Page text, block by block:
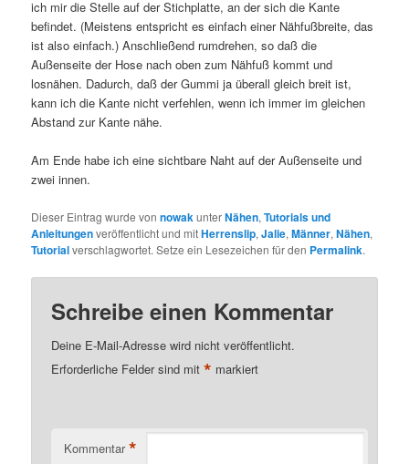
ich mir die Stelle auf der Stichplatte, an der sich die Kante
befindet. (Meistens entspricht es einfach einer Nähfußbreite, das
ist also einfach.) Anschließend rumdrehen, so daß die
Außenseite der Hose nach oben zum Nähfuß kommt und
losnähen. Dadurch, daß der Gummi ja überall gleich breit ist,
kann ich die Kante nicht verfehlen, wenn ich immer im gleichen
Abstand zur Kante nähe.
Am Ende habe ich eine sichtbare Naht auf der Außenseite und
zwei innen.
Dieser Eintrag wurde vonnowak unterNähen,Tutorials und
Anleitungenveröffentlicht und mitHerrenslip,Jalie,Männer,Nähen,
Tutorialverschlagwortet. Setze ein Lesezeichen für den Permalink.
Schreibe einen Kommentar
Deine E-Mail-Adresse wird nicht veröffentlicht.
Erforderliche Felder sind mit* markiert
Kommentar *